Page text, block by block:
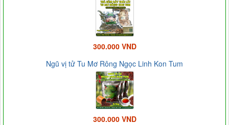
300.000 VND
Ngũ vị tử Tu Mơ Rông Ngọc Linh Kon Tum
300.000 VND